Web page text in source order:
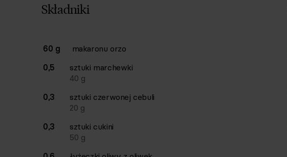
Składniki
Lista składników przepisu z ilościami i wagami
Ilość Składnik
60 g
makaronu orzo
0,5
sztuki marchewki
40 g
0,3
sztuki czerwonej cebuli
20 g
0,3
sztuki cukini
50 g